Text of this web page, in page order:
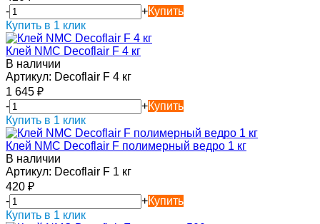
-
+Купить
Купить в 1 клик
Клей NMC Decoflair F 4 кг
В наличии
Артикул: Decoflair F 4 кг
1 645 ₽
-
+Купить
Купить в 1 клик
Клей NMC Decoflair F полимерный ведро 1 кг
В наличии
Артикул: Decoflair F 1 кг
420 ₽
-
+Купить
Купить в 1 клик